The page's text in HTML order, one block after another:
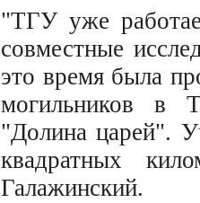
"ТГУ уже
совместные
это время была
могильников в
"Долина царей".
квадратных
Галажинский.